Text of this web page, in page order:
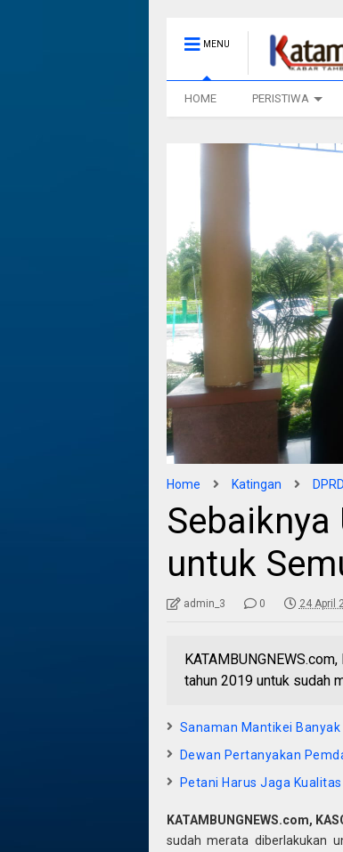
MENU
HOME PERISTIWA
Home Katingan
Sebaiknya
untuk
admin_3 0 24 April
tahun 2019 untuk sudah
Sanaman Mantikei
Dewan Pertanyakan
Petani Harus Jaga
KATAMBUNGNEWS.com,
sudah merata diberlakukan